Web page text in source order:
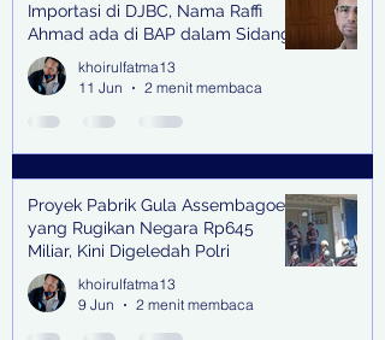
Importasi di DJBC, Nama Raffi
Ahmad ada di BAP dalam Sidang
khoirulfatma13
11 Jun
2 menit membaca
Proyek Pabrik Gula Assembagoes
yang Rugikan Negara Rp645
Miliar, Kini Digeledah Polri
khoirulfatma13
9 Jun
2 menit membaca